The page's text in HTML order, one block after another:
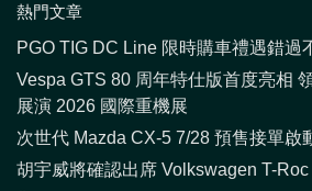
熱門文章
PGO TIG DC Line 限時購車禮遇錯過
Vespa GTS 80 周年特仕版首度亮相
展演 2026 國際重機展
次世代 Mazda CX-5 7/28 預售接單啟
胡宇威將確認出席 Volkswagen T-